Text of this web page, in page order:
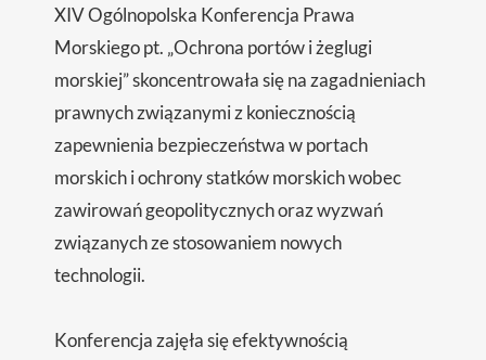
XIV Ogólnopolska Konferencja Prawa
Morskiego pt. „Ochrona portów i żeglugi
morskiej” skoncentrowała się na zagadnieniach
prawnych związanymi z koniecznością
zapewnienia bezpieczeństwa w portach
morskich i ochrony statków morskich wobec
zawirowań geopolitycznych oraz wyzwań
związanych ze stosowaniem nowych
technologii.
Konferencja zajęła się efektywnością